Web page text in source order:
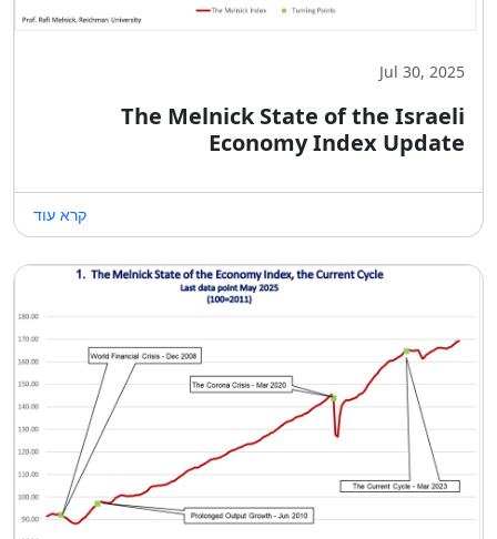
Jul 30, 2025
The Melnick State of the Israeli
Economy Index Update
קרא עוד